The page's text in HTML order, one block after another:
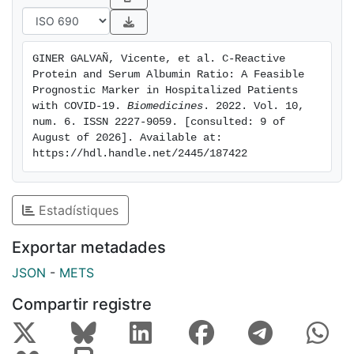
(honest AUC, 0.8135 [0.7865-0.8405]), with a
continuously increasing risk and cutoff value of 25
showing the highest predictive capacity (OR, 1.470;
95% CI, 1.188-1.819; p < 0.001). (4) Conclusions: SA
and CRP are good independent predictors of patients
hospitalized with COVID-19. For the CRP/SA ratio
value, 25 is the cutoff for poor clinical course.
GINER GALVAÑ, Vicente, et al. C-Reactive
Protein and Serum Albumin Ratio: A Feasible
Prognostic Marker in Hospitalized Patients
with COVID-19. Biomedicines . 2022. Vol. 10,
num. 6. ISSN 2227-9059. [consulted: 9 of
August of 2026]. Available at:
https://hdl.handle.net/2445/187422
Estadístiques
Exportar metadades
JSON - METS
Compartir registre